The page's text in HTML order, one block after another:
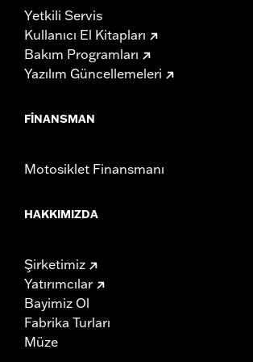
Yetkili Servis
Kullanıcı El Kitapları
Bakım Programları
Yazılım Güncellemeleri
FINANSMAN
Motosiklet Finansmanı
HAKKIMIZDA
Şirketimiz
Yatırımcılar
Bayimiz Ol
Fabrika Turları
Müze